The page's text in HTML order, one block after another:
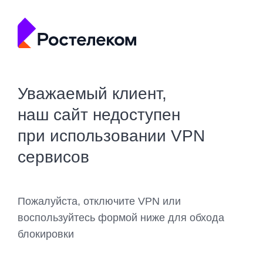
Уважаемый клиент,
наш сайт недоступен
при использовании VPN
сервисов
Пожалуйста, отключите VPN или
воспользуйтесь формой ниже для обхода
блокировки